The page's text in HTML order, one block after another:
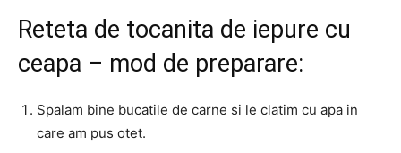
Reteta de tocanita de iepure cu
ceapa – mod de preparare:
Spalam bine bucatile de carne si le clatim cu apa in
care am pus otet.